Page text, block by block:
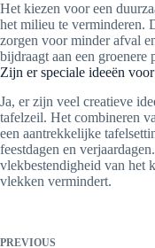
Het kiezen voor een
het milieu te verminderen.
zorgen voor minder afval
bijdraagt aan een groenere
Zijn er speciale ideeën
Ja, er zijn veel creatieve
tafelzeil. Het combineren
een aantrekkelijke
feestdagen en
vlekbestendigheid van het
vlekken vermindert.
PREVIOUS